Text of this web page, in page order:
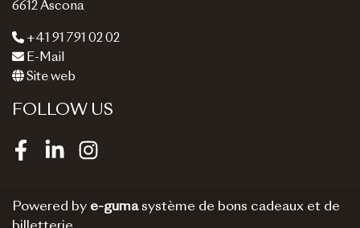
6612 Ascona
+41 91 791 02 02
E-Mail
Site web
FOLLOW US
Facebook
LinkedInInstagram
Powered by e-gumasystème de bons cadeaux et de